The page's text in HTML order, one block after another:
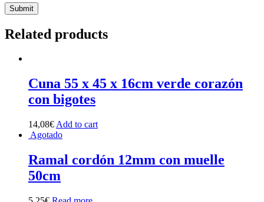
Related products
Cuna 55 x 45 x 16cm verde corazón
con bigotes
14,08€ Add to cart
Agotado
Ramal cordón 12mm con muelle
50cm